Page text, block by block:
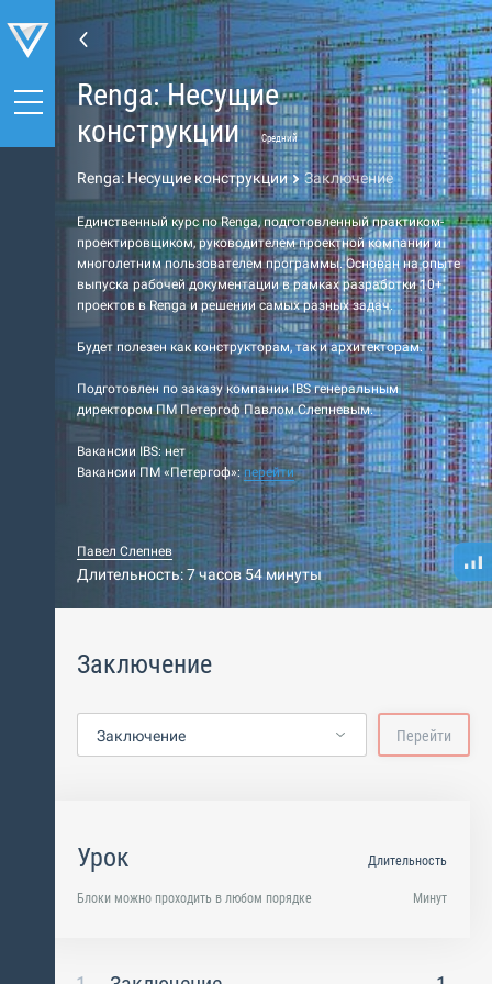
Renga: Несущие
конструкции
Средний
Renga: Несущие конструкции Заключение
Единственный курс по Renga, подготовленный практиком-
проектировщиком, руководителем проектной компании и
многолетним пользователем программы. Основан на опыте
выпуска рабочей документации в рамках разработки 10+
проектов в Renga и решении самых разных задач.
Будет полезен как конструкторам, так и архитекторам.
Подготовлен по заказу компании IBS генеральным
директором ПМ Петергоф Павлом Слепневым.
Вакансии IBS: нет
Вакансии ПМ «Петергоф»: перейти
Павел Слепнев
Длительность: 7 часов 54 минуты
Заключение
Заключение Перейти
Урок
Блоки можно проходить в любом порядке
Длительность
Минут